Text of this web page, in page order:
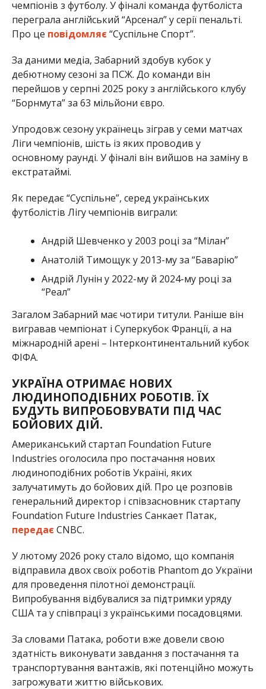
чемпіонів з футболу. У фіналі команда футболіста
переграла англійський “Арсенал” у серії пенальті.
Про це повідомляє “Суспільне Спорт”.
За даними медіа, Забарний здобув кубок у
дебютному сезоні за ПСЖ. До команди він
перейшов у серпні 2025 року з англійського клубу
“Борнмута” за 63 мільйони євро.
Упродовж сезону українець зіграв у семи матчах
Ліги чемпіонів, шість із яких проводив у
основному раунді. У фіналі він вийшов на заміну в
екстратаймі.
Як передає “Суспільне”, серед українських
футболістів Лігу чемпіонів виграли:
Андрій Шевченко у 2003 році за “Мілан”
Анатолій Тимощук у 2013-му за “Баварію”
Андрій Лунін у 2022-му й 2024-му році за
“Реал”
Загалом Забарний має чотири титули. Раніше він
вигравав чемпіонат і Суперкубок Франції, а на
міжнародній арені – Інтерконтинентальний кубок
ФІФА.
УКРАЇНА ОТРИМАЄ НОВИХ
ЛЮДИНОПОДІБНИХ РОБОТІВ. ЇХ
БУДУТЬ ВИПРОБОВУВАТИ ПІД ЧАС
БОЙОВИХ ДІЙ.
Американський стартап Foundation Future
Industries оголосила про постачання нових
людиноподібних роботів Україні, яких
залучатимуть до бойових дій. Про це розповів
генеральний директор і співзасновник стартапу
Foundation Future Industries Санкает Патак,
передає CNBC.
У лютому 2026 року стало відомо, що компанія
відправила двох своїх роботів Phantom до України
для проведення пілотної демонстрації.
Випробування відбувалися за підтримки уряду
США та у співпраці з українськими посадовцями.
За словами Патака, роботи вже довели свою
здатність виконувати завдання з постачання та
транспортування вантажів, які потенційно можуть
загрожувати життю військових.